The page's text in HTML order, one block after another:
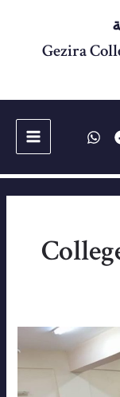
Gezira
Main
Menu